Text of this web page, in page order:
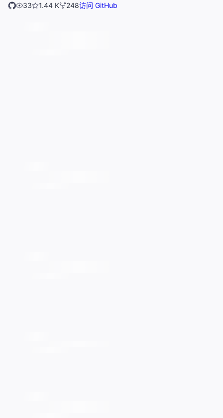
33
1.44 K 248访问 GitHub